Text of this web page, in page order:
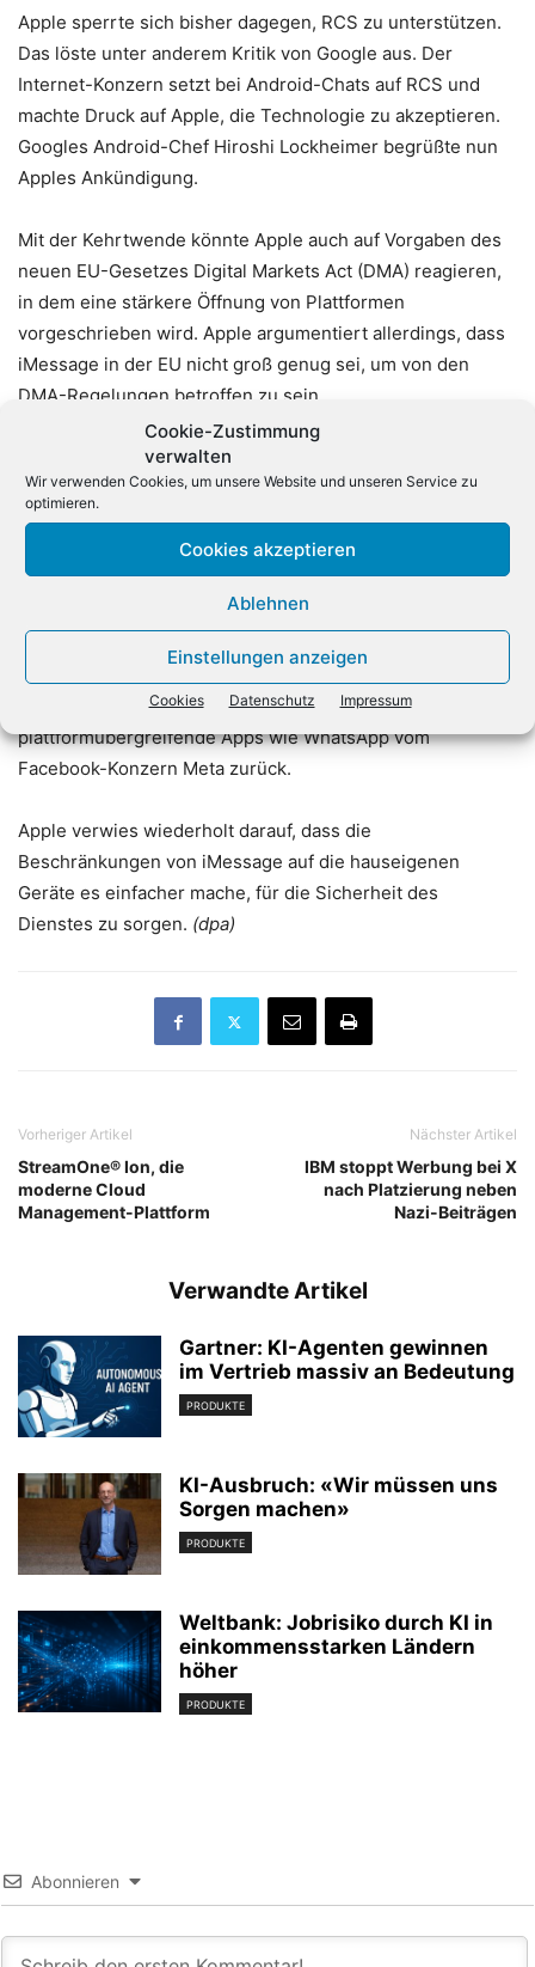
Cookie-Zustimmung
verwalten
Wir verwenden Cookies, um unsere Website und unseren Service zu
optimieren.
Cookies akzeptieren
Ablehnen
Einstellungen anzeigen
Cookies Datenschutz Impressum
Apple sperrte sich bisher dagegen, RCS zu unterstützen.
Das löste unter anderem Kritik von Google aus. Der
Internet-Konzern setzt bei Android-Chats auf RCS und
machte Druck auf Apple, die Technologie zu akzeptieren.
Googles Android-Chef Hiroshi Lockheimer begrüßte nun
Apples Ankündigung.
Mit der Kehrtwende könnte Apple auch auf Vorgaben des
neuen EU-Gesetzes Digital Markets Act (DMA) reagieren,
in dem eine stärkere Öffnung von Plattformen
vorgeschrieben wird. Apple argumentiert allerdings, dass
iMessage in der EU nicht groß genug sei, um von den
DMA-Regelungen betroffen zu sein.
Das Android-Lager kritisiert unter anderem, die
Exklusivität von iMessage sei ein Wettbewerbsfaktor, der
einen Abschied vom iPhone erschwere, da Nutzer ihre
gewohnte Chat-Umgebung nicht verlieren wollten.
Auch können in Apples Nachrichten-App bei Gruppen mit
mehreren Personen nur iMessage-Nutzer mitmachen. Für
eine reibungslose Chat-Kommunikation zwischen iPhones
und Android-Telefonen greifen viele deshalb auf
plattformübergreifende Apps wie WhatsApp vom
Facebook-Konzern Meta zurück.
Apple verwies wiederholt darauf, dass die
Beschränkungen von iMessage auf die hauseigenen
Geräte es einfacher mache, für die Sicherheit des
Dienstes zu sorgen. (dpa)
Vorheriger Artikel
StreamOne® Ion, die
moderne Cloud
Management-Plattform
Nächster Artikel
IBM stoppt Werbung bei X
nach Platzierung neben
Nazi-Beiträgen
Verwandte Artikel
Gartner: KI-Agenten gewinnen
im Vertrieb massiv an Bedeutung
PRODUKTE
KI-Ausbruch: «Wir müssen uns
Sorgen machen»
PRODUKTE
Weltbank: Jobrisiko durch KI in
einkommensstarken Ländern
höher
PRODUKTE
Abonnieren